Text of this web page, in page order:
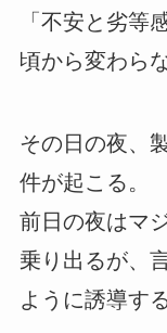
「不安と劣等
頃から変わら
その日の夜、
件が起こる。
前日の夜はマ
乗り出るが、
ように誘導する